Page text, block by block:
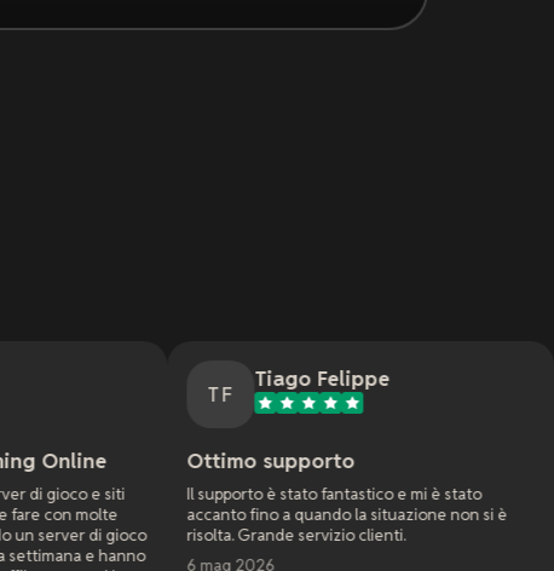
Ottimo supporto
Il supporto è stato fantastico e mi è stato
accanto fino a quando la situazione non si è
risolta. Grande servizio clienti.
6 mag 2026
La mia prima
Dune